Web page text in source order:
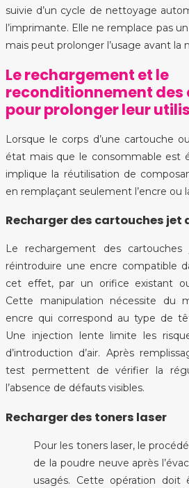
suivie d’un cycle de nettoyage
l’imprimante. Elle ne remplace pas
mais peut prolonger l’usage avant la
Le rechargement et le
reconditionnement des
pour prolonger leur
Lorsque le corps d’une cartouche
état mais que le consommable est
implique la réutilisation de
en remplaçant seulement l’encre ou
Recharger des cartouches jet
Le rechargement des
réintroduire une encre compatible
cet effet, par un orifice existant
Cette manipulation nécessite du
encre qui correspond au type de
Une injection lente limite les
d’introduction d’air. Après
test permettent de vérifier la
l’absence de défauts visibles.
Recharger des toners laser
Pour les toners laser, le
de la poudre neuve après
usagés. Cette opération doit